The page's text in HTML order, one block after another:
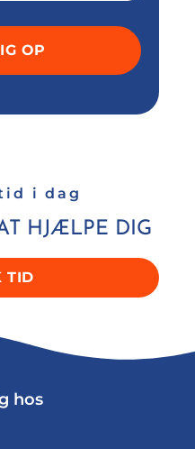
i dag
HJÆLPE DIG
TID
hos